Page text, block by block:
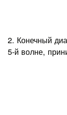
2. Конечный
5-й волне,